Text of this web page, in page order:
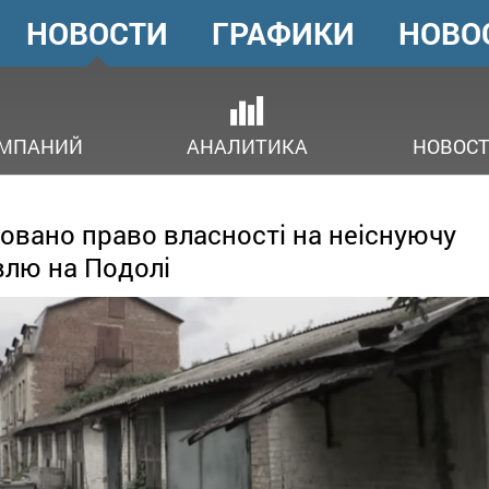
ГОЛОВНЕ
МЕНЮ
НОВОСТИ
АНАЛИТИКА
ГРАФИКИ
право власності на неіснуючу
на Подолі